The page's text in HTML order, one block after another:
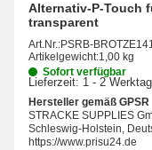
Alternativ-P-Touch
transparent
Art.Nr.:PSRB-
Artikelgewicht:1,00 kg
Sofort verfügbar
Lieferzeit: 1 - 2
Hersteller gemäß GPSR
STRACKE SUPPLIES
Schleswig-Holstein,
https://www.prisu24.de